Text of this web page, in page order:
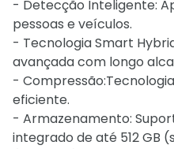
- Detecção Inteligente:
pessoas e veículos.
- Tecnologia Smart
avançada com longo
-
eficiente.
- Armazenamento:
integrado de até 512 GB